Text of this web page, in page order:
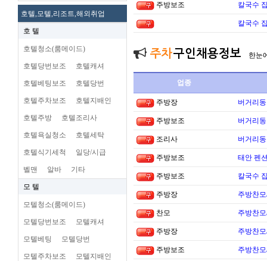
호텔,모텔,리조트,해외취업
호 텔
호텔청소(룸메이드)
호텔당번보조 호텔캐셔
호텔베팅보조 호텔당번
호텔주차보조 호텔지배인
호텔주방 호텔조리사
호텔욕실청소 호텔세탁
호텔식기세척 일당/시급
벨맨 알바 기타
모 텔
모텔청소(룸메이드)
모텔당번보조 모텔캐셔
모텔베팅 모텔당번
모텔주차보조 모텔지배인
주방보조 칼국수
칼국수
주차구인채용정보 한눈
업종
주방장 버거리
주방보조 버거리
조리사 버거리
주방보조 태안 펜
주방보조 칼국수
주방장 주방찬
찬모 주방찬
주방장 주방찬
주방보조 주방찬